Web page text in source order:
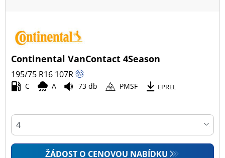
Continental VanContact 4Season
195/75 R16 107R
C A 73 db PMSF EPREL
ŽÁDOST O CENOVOU NABÍDKU